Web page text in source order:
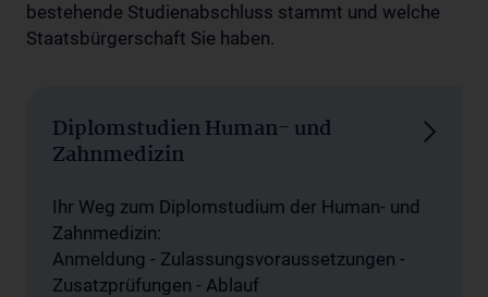
bestehende Studienabschluss stammt und welche
Staatsbürgerschaft Sie haben.
Diplomstudien Human- und
Zahnmedizin
Ihr Weg zum Diplomstudium der Human- und
Zahnmedizin:
Anmeldung - Zulassungsvoraussetzungen -
Zusatzprüfungen - Ablauf